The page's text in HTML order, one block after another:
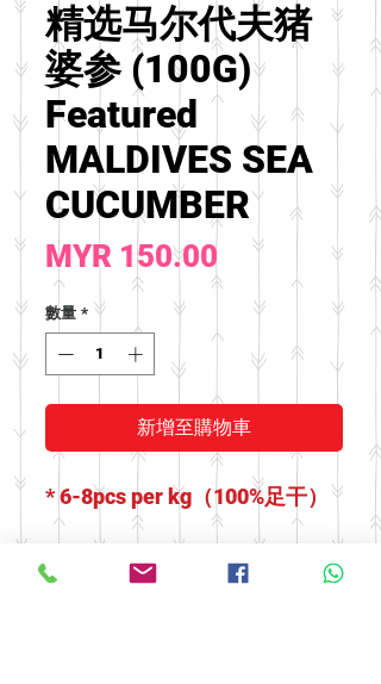
精选马尔代夫猪
婆参 (100G)
Featured
MALDIVES SEA
CUCUMBER
MYR 150.00
格
數量 *
新增至購物車
* 6-8pcs per kg（100%足干）
* 海参烹调前需要浸泡一段时
间！